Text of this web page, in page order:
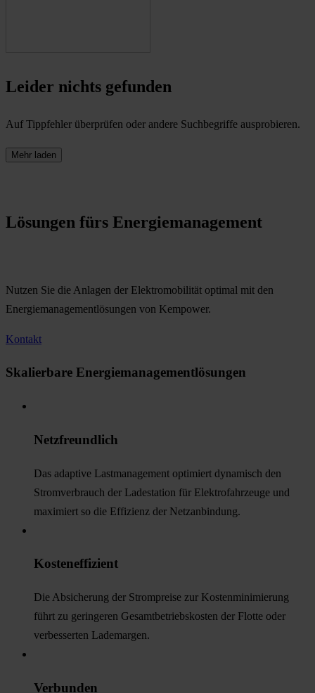
Leider nichts gefunden
Auf Tippfehler überprüfen oder andere Suchbegriffe ausprobieren.
Mehr laden
Lösungen fürs Energiemanagement
Nutzen Sie die Anlagen der Elektromobilität optimal mit den
Energiemanagementlösungen von Kempower.
Kontakt
Skalierbare Energiemanagementlösungen
Netzfreundlich
Das adaptive Lastmanagement optimiert dynamisch den
Stromverbrauch der Ladestation für Elektrofahrzeuge und
maximiert so die Effizienz der Netzanbindung.
Kosteneffizient
Die Absicherung der Strompreise zur Kostenminimierung
führt zu geringeren Gesamtbetriebskosten der Flotte oder
verbesserten Lademargen.
Verbunden